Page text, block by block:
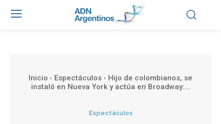
Inicio Espectáculos
Hijo de colombianos, se
instaló en Nueva York y actúa en Broadway:...
Espectáculos